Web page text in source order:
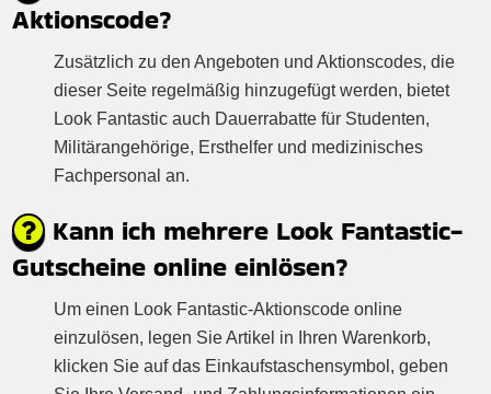
Aktionscode?
Zusätzlich zu den Angeboten und Aktionscodes, die
dieser Seite regelmäßig hinzugefügt werden, bietet
Look Fantastic auch Dauerrabatte für Studenten,
Militärangehörige, Ersthelfer und medizinisches
Fachpersonal an.
Kann ich mehrere Look Fantastic-
Gutscheine online einlösen?
Um einen Look Fantastic-Aktionscode online
einzulösen, legen Sie Artikel in Ihren Warenkorb,
klicken Sie auf das Einkaufstaschensymbol, geben